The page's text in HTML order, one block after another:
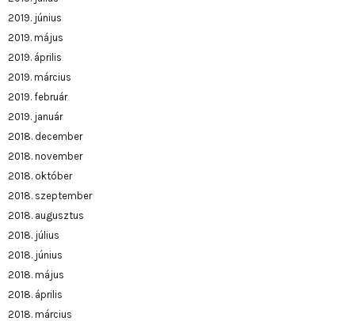
2019. június
2019. május
2019. április
2019. március
2019. február
2019. január
2018. december
2018. november
2018. október
2018. szeptember
2018. augusztus
2018. július
2018. június
2018. május
2018. április
2018. március